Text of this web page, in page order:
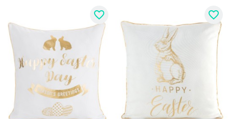
favorite_border favorite_border